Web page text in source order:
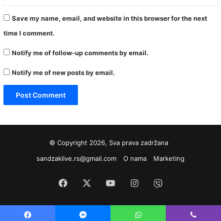
Save my name, email, and website in this browser for the next
time I comment.
Notify me of follow-up comments by email.
Notify me of new posts by email.
© Copyright 2026, Sva prava zadržana
sandzaklive.rs@gmail.com
O nama Marketing
Facebook YouTubeInstagram
Viber